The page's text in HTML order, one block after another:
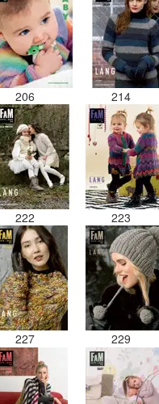
206 214
222 223
227 229